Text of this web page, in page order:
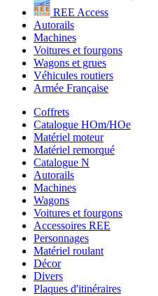
REE Access
Autorails
Machines
Voitures et fourgons
Wagons et grues
Véhicules routiers
Armée Française
Coffrets
Catalogue HOm/HOe
Matériel moteur
Matériel remorqué
Catalogue N
Autorails
Machines
Wagons
Voitures et fourgons
Accessoires REE
Personnages
Matériel roulant
Décor
Divers
Plaques d'itinéraires